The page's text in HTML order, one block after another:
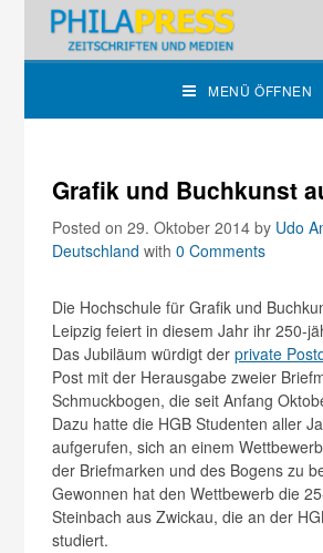
MENÜ ÖFFNEN
Grafik und Buchkunst
Posted on 29. Oktober 2014by Udo
Deutschland with0 Comments
Die Hochschule für Grafik und
Leipzig feiert in diesem Jahr ihr 250-
Das Jubiläum würdigt derprivate
Post mit der Herausgabe zweier
Schmuckbogen, die seit Anfang
Dazu hatte die HGB Studenten aller
aufgerufen, sich an einem
der Briefmarken und des Bogens zu
Gewonnen hat den Wettbewerb die
Steinbach aus Zwickau, die an der
studiert.